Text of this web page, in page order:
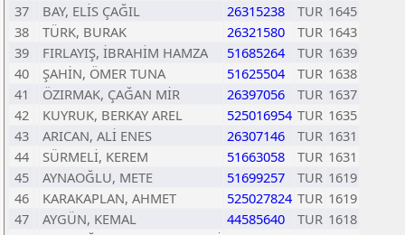
37
BAY, ELİS ÇAĞIL 26315238 TUR 1645
38
TÜRK, BURAK 26321580 TUR 1643
39
FIRLAYIŞ, İBRAHİM HAMZA 51685264 TUR 1639
40
ŞAHİN, ÖMER TUNA 51625504 TUR 1638
41
ÖZIRMAK, ÇAĞAN MİR 26397056 TUR 1637
42
KUYRUK, BERKAY AREL 525016954 TUR 1635
43
ARICAN, ALİ ENES 26307146 TUR 1631
44
SÜRMELİ, KEREM 51663058 TUR 1631
45
AYNAOĞLU, METE 51699257 TUR 1619
46
KARAKAPLAN, AHMET 525027824 TUR 1619
47
AYGÜN, KEMAL 44585640 TUR 1618